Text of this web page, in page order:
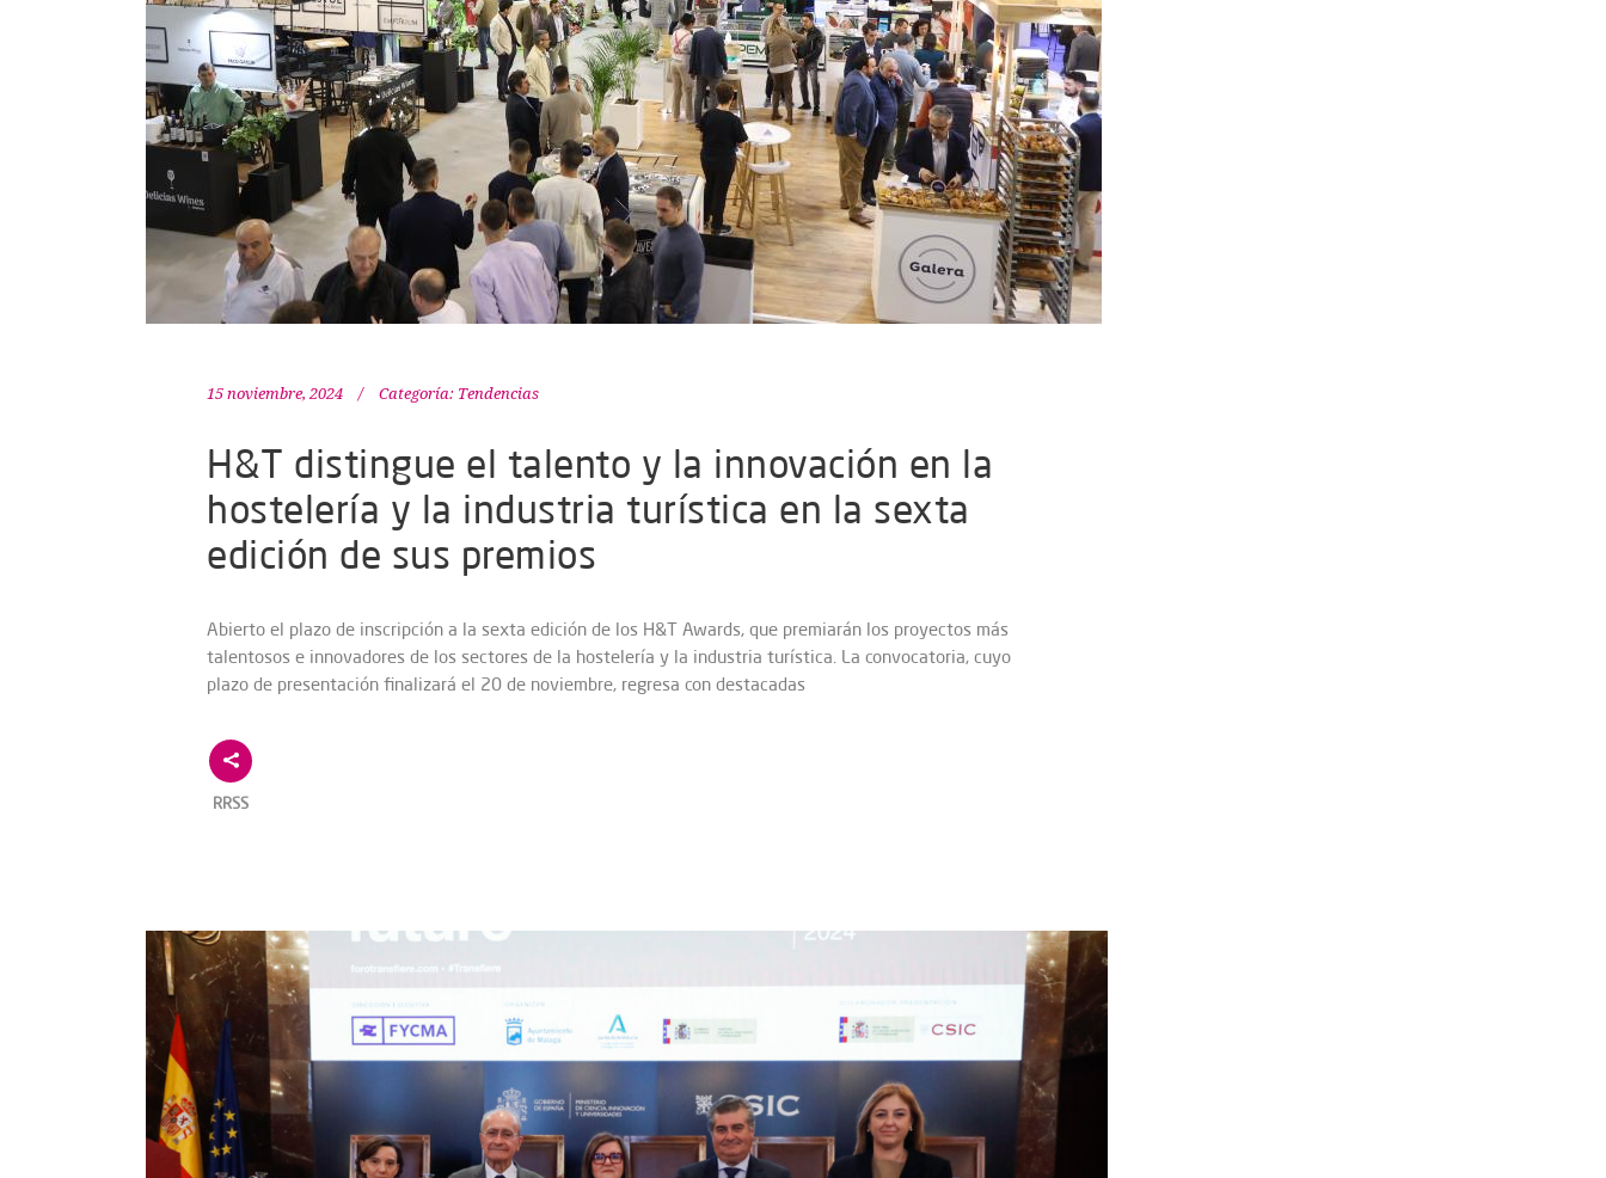
15 noviembre, 2024 Categoría: Tendencias
H&T distingue el talento y la innovación en la
hostelería y la industria turística en la sexta
edición de sus premios
Abierto el plazo de inscripción a la sexta edición de los H&T Awards, que premiarán los proyectos más
talentosos e innovadores de los sectores de la hostelería y la industria turística. La convocatoria, cuyo
plazo de presentación finalizará el 20 de noviembre, regresa con destacadas
RRSS